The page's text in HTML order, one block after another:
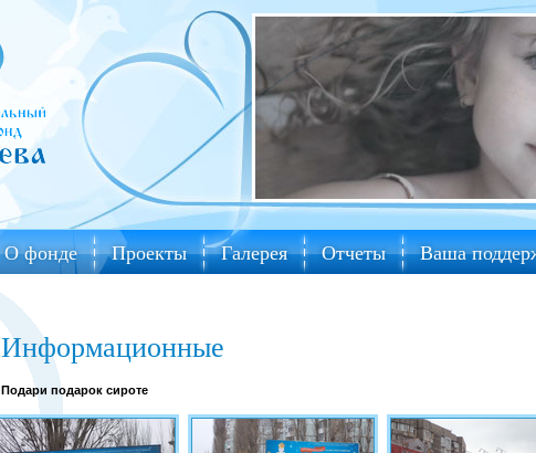
О фонде Проекты Галерея Отчеты Ваша
Информационные
Подари подарок сироте